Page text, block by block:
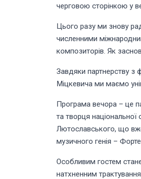
черговою сторінкою у
Цього разу ми знову
численними
композиторів. Як
Завдяки партнерству з
Міцкевича ми маємо
Програма вечора – це
та творця
Лютославського, що
музичного генія –
Особливим гостем стане
натхненним